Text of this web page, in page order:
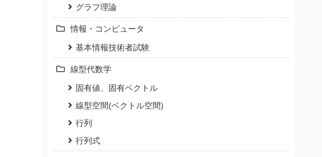
グラフ理論
情報・コンピュータ
基本情報技術者試験
線型代数学
固有値、固有ベクトル
線型空間(ベクトル空間)
行列
行列式